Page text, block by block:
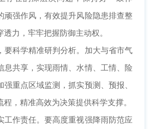
顽强作风，有效提升风险隐患排查整
力，牢牢把握防御主动权。
科学精准研判分析。加大与省市气
息共享，实现雨情、水情、工情、险
重点区域监测，抓实预测、预报、
，精准高效为决策提供科学支撑。
作责任。要高度重视强降雨防范应